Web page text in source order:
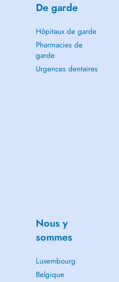
De garde
Hôpitaux de garde
Pharmacies de
garde
Urgences dentaires
Nous y
sommes
Luxembourg
Belgique